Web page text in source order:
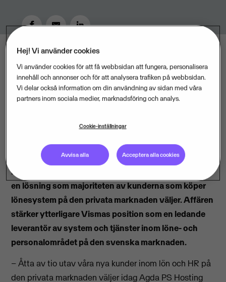
JUNE 3, 20162 MIN READ
Måltids- och supportservicebolaget Compass Group
väljer lönesystemet Agda PS från Visma för sin
lönehantering. De väljer även Agda PS Hosting som
innebär att Visma tar hand om allt tekniskt underhåll,
en lösning som majoriteten av kunderna som köper
lönesystem på den privata marknaden väljer. Affären
stärker ytterligare Vismas position som en ledande
leverantör av system och tjänster inom löne- och
personalområdet på den svenska marknaden.
– Åtta av tio utav våra nya kunder inom lön och HR på
den privata marknaden väljer idag Agda PS Hosting
Hej! Vi använder cookies
Vi använder cookies för att få webbsidan att fungera, personalisera
innehåll och annonser och för att analysera trafiken på webbsidan.
Vi delar också information om din användning av sidan med våra
partners inom sociala medier, marknadsföring och analys.
Cookie-inställningar
Avvisa alla Acceptera alla cookies